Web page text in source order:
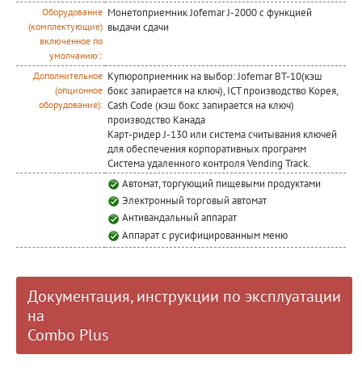
Оборудование
(комплектующие)
включенное по
умолчанию::
Монетоприемник Jofemar J-2000 с функцией
выдачи сдачи
Дополнительное
(опционное
оборудование):
Купюроприемник на выбор: Jofemar BT-10(кэш
бокс запирается на ключ), ICT производство Корея,
Cash Code (кэш бокс запирается на ключ)
производство Канада
Карт-ридер J-130 или система считывания ключей
для обеспечения корпоративных программ
Система удаленного контроля Vending Track.
Автомат, торгующий пищевыми продуктами
Электронный торговый автомат
Антивандальный аппарат
Аппарат с русифицированным меню
Документация, инструкции по эксплуатации
на
Combo Plus